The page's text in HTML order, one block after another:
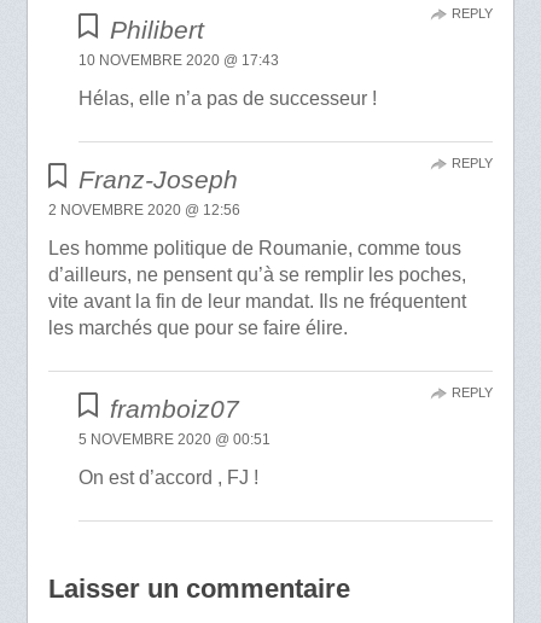
Philibert
10 NOVEMBRE 2020 @ 17:43
Hélas, elle n’a pas de successeur !
REPLY
Franz-Joseph
2 NOVEMBRE 2020 @ 12:56
Les homme politique de Roumanie, comme tous
d’ailleurs, ne pensent qu’à se remplir les poches,
vite avant la fin de leur mandat. Ils ne fréquentent
les marchés que pour se faire élire.
REPLY
framboiz07
5 NOVEMBRE 2020 @ 00:51
On est d’accord , FJ !
REPLY
Laisser un commentaire